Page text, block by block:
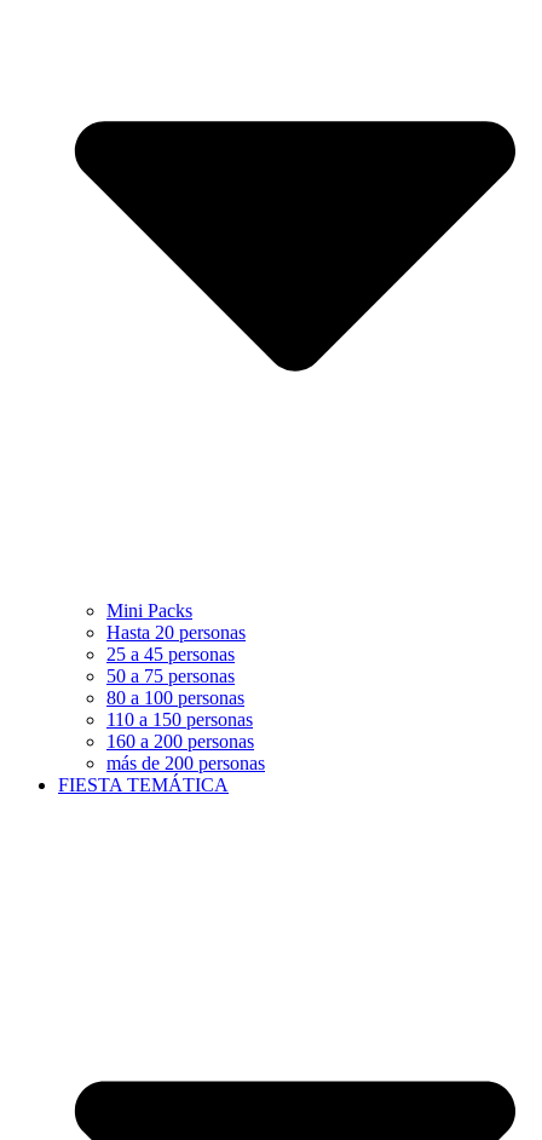
Mini Packs
Hasta 20 personas
25 a 45 personas
50 a 75 personas
80 a 100 personas
110 a 150 personas
160 a 200 personas
más de 200 personas
FIESTA TEMÁTICA